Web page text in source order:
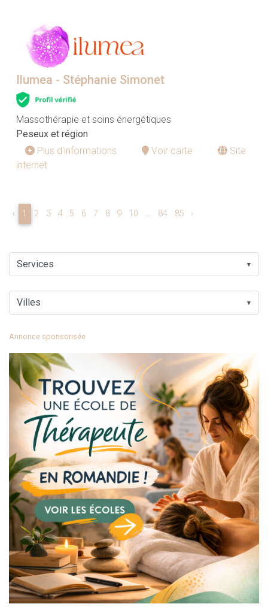
Ilumea - Stéphanie Simonet
Massothérapie et soins énergétiques
Peseux et région
Plus d'informations
Voir carte
Site
internet
‹ 1 2 3 4 5 6 7 8 9 10 ... 84 85 ›
▼
▼
Annonce sponsorisée